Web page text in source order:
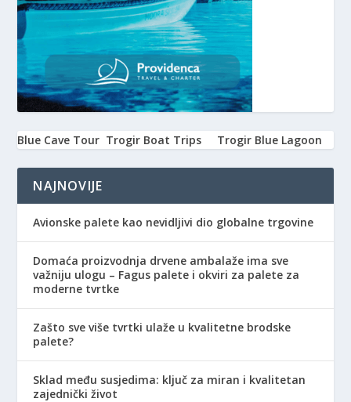
Blue Cave Tour Trogir Boat Trips Trogir Blue Lagoon
NAJNOVIJE
Avionske palete kao nevidljivi dio globalne trgovine
Domaća proizvodnja drvene ambalaže ima sve
važniju ulogu – Fagus palete i okviri za palete za
moderne tvrtke
Zašto sve više tvrtki ulaže u kvalitetne brodske
palete?
Sklad među susjedima: ključ za miran i kvalitetan
zajednički život